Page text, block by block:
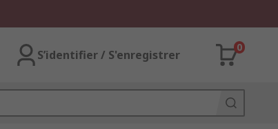
S’identifier / S'enregistrer
0